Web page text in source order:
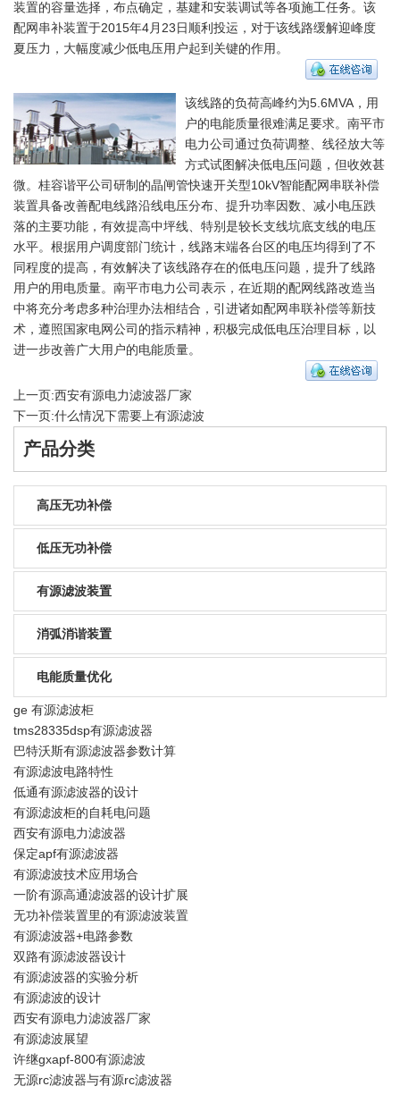
装置的容量选择，布点确定，基建和安装调试等各项施工任务。该
配网串补装置于2015年4月23日顺利投运，对于该线路缓解迎峰度
夏压力，大幅度减少低电压用户起到关键的作用。
该线路的负荷高峰约为5.6MVA，用
户的电能质量很难满足要求。南平市
电力公司通过负荷调整、线径放大等
方式试图解决低电压问题，但收效甚
微。桂容谐平公司研制的晶闸管快速开关型10kV智能配网串联补偿
装置具备改善配电线路沿线电压分布、提升功率因数、减小电压跌
落的主要功能，有效提高中坪线、特别是较长支线坑底支线的电压
水平。根据用户调度部门统计，线路末端各台区的电压均得到了不
同程度的提高，有效解决了该线路存在的低电压问题，提升了线路
用户的用电质量。南平市电力公司表示，在近期的配网线路改造当
中将充分考虑多种治理办法相结合，引进诸如配网串联补偿等新技
术，遵照国家电网公司的指示精神，积极完成低电压治理目标，以
进一步改善广大用户的电能质量。
上一页:西安有源电力滤波器厂家
下一页:什么情况下需要上有源滤波
产品分类
高压无功补偿
低压无功补偿
有源滤波装置
消弧消谐装置
电能质量优化
ge 有源滤波柜
tms28335dsp有源滤波器
巴特沃斯有源滤波器参数计算
有源滤波电路特性
低通有源滤波器的设计
有源滤波柜的自耗电问题
西安有源电力滤波器
保定apf有源滤波器
有源滤波技术应用场合
一阶有源高通滤波器的设计扩展
无功补偿装置里的有源滤波装置
有源滤波器+电路参数
双路有源滤波器设计
有源滤波器的实验分析
有源滤波的设计
西安有源电力滤波器厂家
有源滤波展望
许继gxapf-800有源滤波
无源rc滤波器与有源rc滤波器